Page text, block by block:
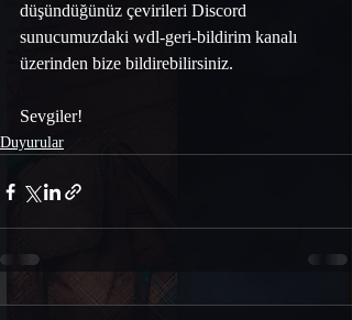
düşündüğünüz çevirileri Discord
sunucumuzdaki wdl-geri-bildirim kanalı
üzerinden bize bildirebilirsiniz.
Sevgiler!
Duyurular